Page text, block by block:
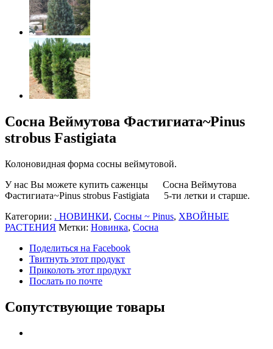
Сосна Веймутова Фастигиата~Pinus
strobus Fastigiata
Колоновидная форма сосны веймутовой.
У нас Вы можете купить саженцы Сосна Веймутова
Фастигиата~Pinus strobus Fastigiata 5-ти летки и старше.
Категории: . НОВИНКИ, Сосны ~ Pinus, ХВОЙНЫЕ
РАСТЕНИЯ Метки: Новинка, Сосна
Поделиться на Facebook
Твитнуть этот продукт
Приколоть этот продукт
Послать по почте
Сопутствующие товары